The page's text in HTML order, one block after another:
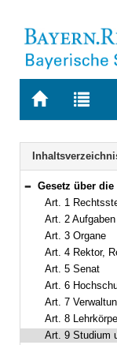
Zur
Zur
Bereich
Gesetz über die Hochschule für Politik
Art. 1
Art. 2 Aufgaben
Art. 3 Organe
Art. 4 Rektor,
Art. 5 Senat
Art. 6
Art. 7
Art. 8
Art. 9 Studium